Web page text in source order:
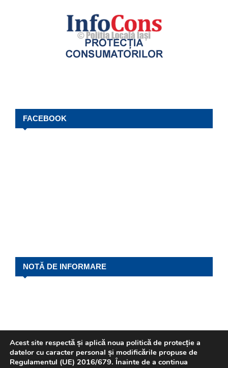
FACEBOOK
NOTĂ DE INFORMARE
Acest site respectă și aplică noua politică de protecție a
datelor cu caracter personal și modificările propuse de
Regulamentul (UE) 2016/679. Înainte de a continua